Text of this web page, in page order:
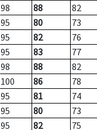
98 88
82
95 80
73
95 82
76
95 83
77
98 88
82
100 86
78
95 81
74
95 80
73
95 82 75